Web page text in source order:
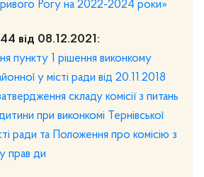
Рогу на 2022-2024 роки»
від 08.12.2021:
пункту 1 рішення виконкому
у місті ради від 20.11.2018
складу комісії з питань
при виконкомі Тернівської
ради та Положення про комісію з
прав ди